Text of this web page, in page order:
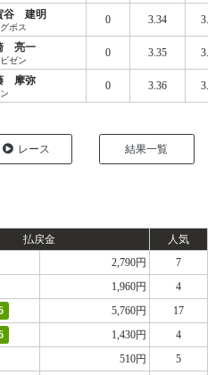
谷 建明
ボス
0 3.34 3.415
亮一
ゼン
0 3.35 3.420
摩弥 0 3.36 3.437
レース 結果一覧
払戻金
人気
2,790円
7
1,960円
4
5,760円
17
1,430円 4
510円
5